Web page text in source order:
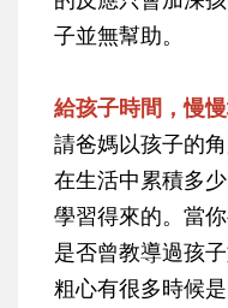
子並無幫助。
給孩子時間，慢
請爸媽以孩子的
在生活中累積多
學習得來的。當
是否曾教導過孩
粗心有很多時候